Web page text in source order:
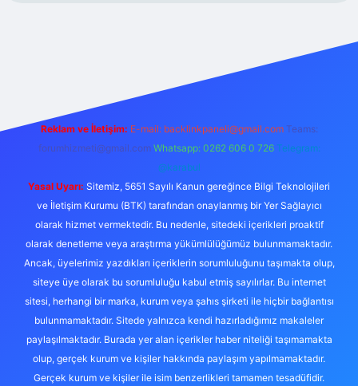
Reklam ve İletişim: E-mail: backlinkpaneli@gmail.com Teams:
forumhizmeti@gmail.com Whatsapp: 0262 606 0 726 Telegram:
@karabul
Yasal Uyarı: Sitemiz, 5651 Sayılı Kanun gereğince Bilgi Teknolojileri
ve İletişim Kurumu (BTK) tarafından onaylanmış bir Yer Sağlayıcı
olarak hizmet vermektedir. Bu nedenle, sitedeki içerikleri proaktif
olarak denetleme veya araştırma yükümlülüğümüz bulunmamaktadır.
Ancak, üyelerimiz yazdıkları içeriklerin sorumluluğunu taşımakta olup,
siteye üye olarak bu sorumluluğu kabul etmiş sayılırlar. Bu internet
sitesi, herhangi bir marka, kurum veya şahıs şirketi ile hiçbir bağlantısı
bulunmamaktadır. Sitede yalnızca kendi hazırladığımız makaleler
paylaşılmaktadır. Burada yer alan içerikler haber niteliği taşımamakta
olup, gerçek kurum ve kişiler hakkında paylaşım yapılmamaktadır.
Gerçek kurum ve kişiler ile isim benzerlikleri tamamen tesadüfidir.